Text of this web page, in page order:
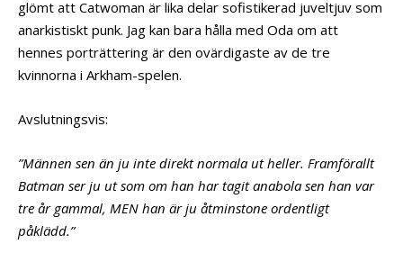
glömt att Catwoman är lika delar sofistikerad juveltjuv som
anarkistiskt punk. Jag kan bara hålla med Oda om att
hennes porträttering är den ovärdigaste av de tre
kvinnorna i Arkham-spelen.
Avslutningsvis:
”Männen sen än ju inte direkt normala ut heller. Framförallt
Batman ser ju ut som om han har tagit anabola sen han var
tre år gammal, MEN han är ju åtminstone ordentligt
påklädd.”